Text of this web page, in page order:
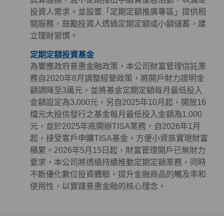
投資人需求。並設置「定期定額推廣專區」提供相
關服務，鼓勵投資人透過定期定額或小額儲蓄，建
立理財習慣。
定期定額投資基金
為響應政府普惠金融政策，本公司財富管理信託業
務自2020年8月調整經營政策，將開戶財力證明金
額調降至3萬元，並將基金定期定額每月最低投入
金額設定為3,000元，另自2025年10月起，開放16
檔元大投信發行之基金每月最低投入金額為1,000
元，並於2025年底開辦TISA業務，自2026年1月
起，接受客戶申購TISA基金，方便小資族實現財富
積累。2026年5月15日起，財富管理開戶已無財力
要求，本公司將透過持續推動定期定額業務，同時
不斷優化數位投資體驗，提升金融商品的觸及率和
使用性，以實踐普惠金融的核心理念。